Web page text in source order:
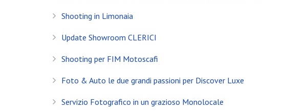
Shooting in Limonaia
Update Showroom CLERICI
Shooting per FIM Motoscafi
Foto & Auto le due grandi passioni per Discover Luxe
Servizio Fotografico in un grazioso Monolocale
INSTAGRAM